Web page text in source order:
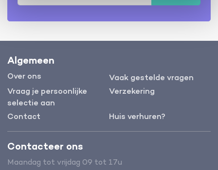
Algemeen
Over ons
Vaak gestelde vragen
Vraag je persoonlijke
selectie aan
Verzekering
Contact Huis verhuren?
Contacteer ons
Maandag tot vrijdag 09 tot 17u